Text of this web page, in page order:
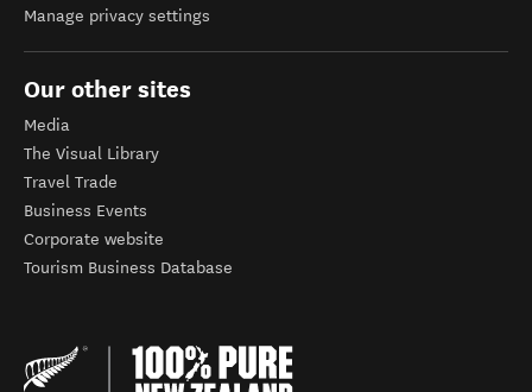
Manage privacy settings
Our other sites
Media
The Visual Library
Travel Trade
Business Events
Corporate website
Tourism Business Database